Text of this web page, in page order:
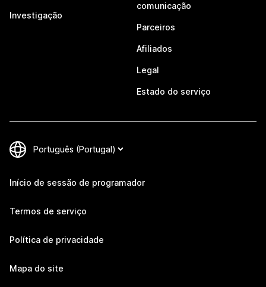
Investigação
comunicação
Parceiros
Afiliados
Legal
Estado do serviço
Início de sessão de programador
Termos de serviço
Política de privacidade
Mapa do site